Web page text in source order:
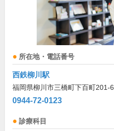
所在地・電話番号
西鉄柳川駅
福岡県柳川市三橋町下百町201-6
0944-72-0123
診療科目